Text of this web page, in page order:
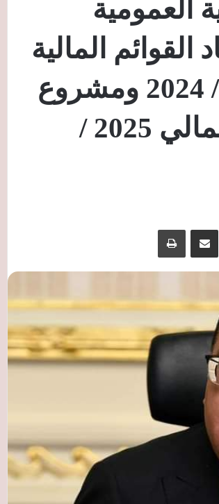
العمومية
القوائم المالية
للشركة للعام المالى 2023 / 2024 ومشروع
الموازنة التخطيطية للعام المالي 2025 /